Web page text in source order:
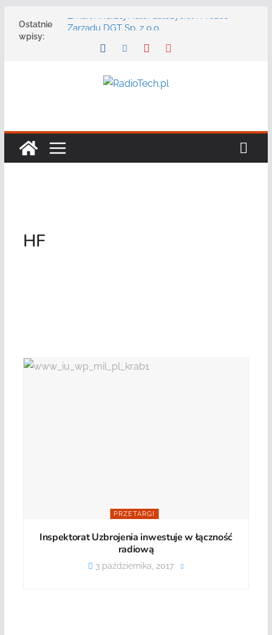
Ostatnie
wpisy:
Zmarł Andrzej Adler założyciel i Prezes
Zarządu DGT Sp. z o.o.
Radmor – największy polski producent
urządzeń łączności radiowej ma 75 lat
konferencję: „Bezpieczeństwo,
niezawodność i interoperacyjność
Najnowszy radiotelefon MOTOTRBO R7 od
Motorola Solutions
HF
PRZETARGI
Inspektorat Uzbrojenia inwestuje w łączność
radiową
3 października, 2017